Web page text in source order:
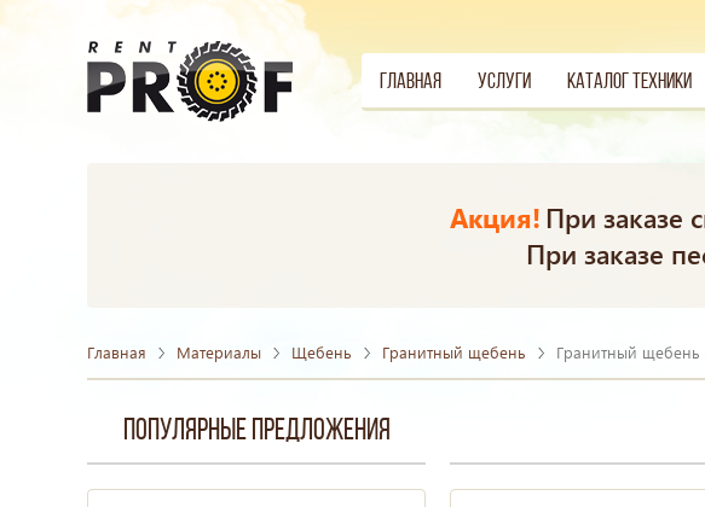
Главная Услуги Каталог техники
Акция! При заказе
При заказе
Главная Материалы Щебень Гранитный щебень Гранитный щебень
Популярные предложения